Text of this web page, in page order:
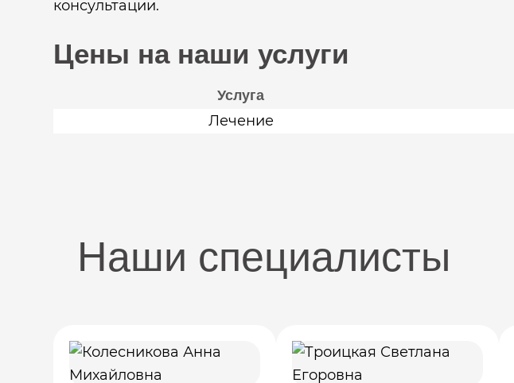
консультации.
Цены на наши услуги
Услуга
Лечение
Наши специалисты